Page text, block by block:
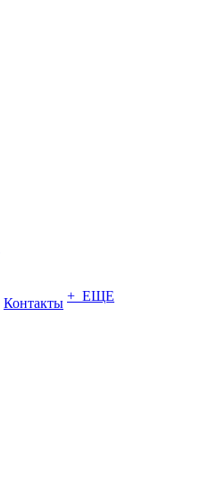
Контакты + ЕЩЕ